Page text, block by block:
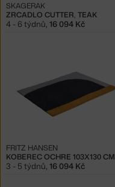
ZRCADLO CUTTER, TEAK
SKAGERAK
4 - 6 týdnů, 16 094 Kč
KOBEREC OCHRE 103X130 CM
FRITZ HANSEN
3 - 5 týdnů, 16 094 Kč